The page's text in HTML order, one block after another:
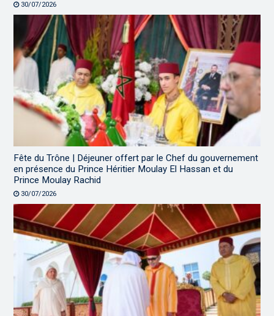
30/07/2026
Fête du Trône | Déjeuner offert par le Chef du gouvernement
en présence du Prince Héritier Moulay El Hassan et du
Prince Moulay Rachid
30/07/2026